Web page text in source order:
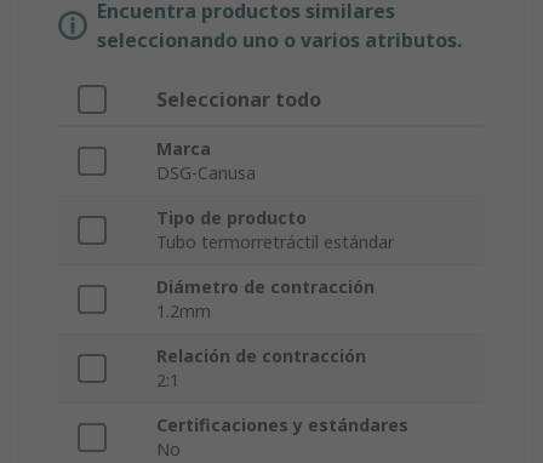
Encuentra productos similares
seleccionando uno o varios atributos.
Seleccionar todo
Marca
DSG-Canusa
Tipo de producto
Tubo termorretráctil estándar
Diámetro de contracción
1.2mm
Relación de contracción
2:1
Certificaciones y estándares
No